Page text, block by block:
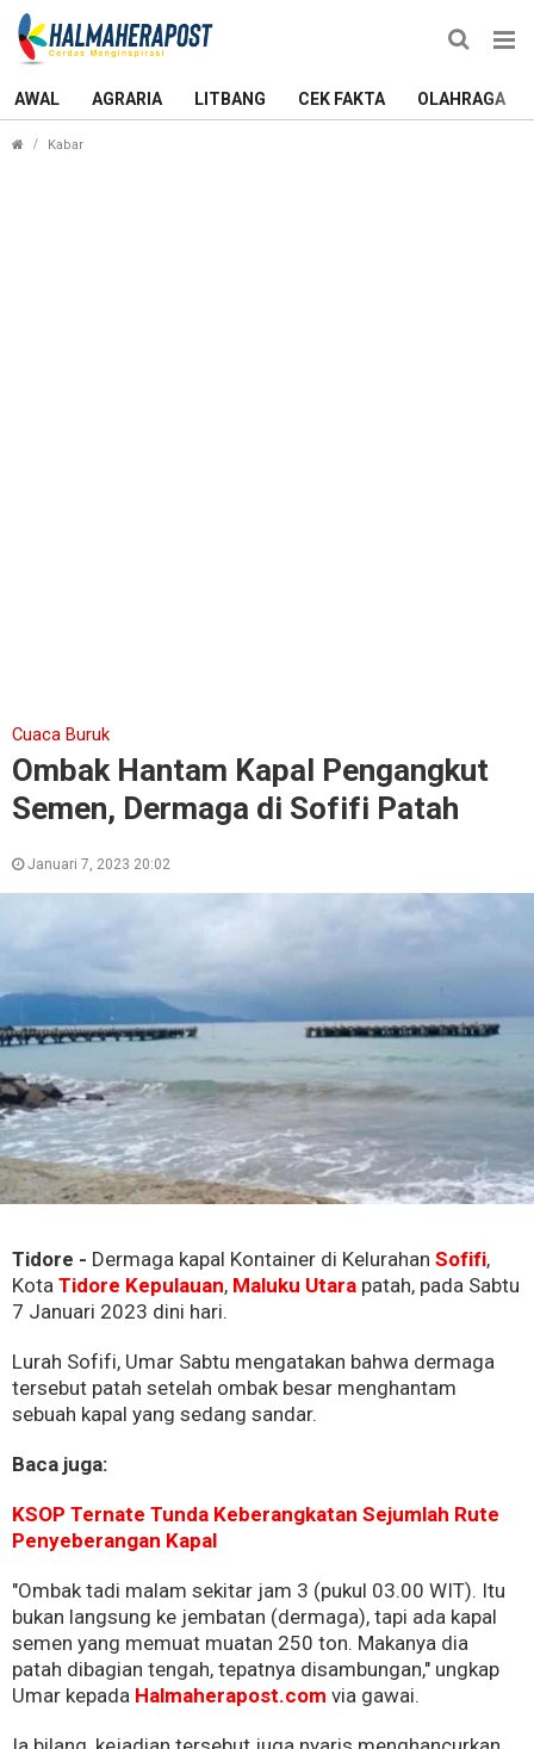
AWAL AGRARIA LITBANG CEK FAKTA OLAHRAGA
Kabar
Cuaca Buruk
Ombak Hantam Kapal Pengangkut
Semen, Dermaga di Sofifi Patah
Januari 7, 2023 20:02
Tidore - Dermaga kapal Kontainer di Kelurahan Sofifi,
Kota Tidore Kepulauan, Maluku Utara patah, pada Sabtu
7 Januari 2023 dini hari.
Lurah Sofifi, Umar Sabtu mengatakan bahwa dermaga
tersebut patah setelah ombak besar menghantam
sebuah kapal yang sedang sandar.
Baca juga:
KSOP Ternate Tunda Keberangkatan Sejumlah Rute
Penyeberangan Kapal
"Ombak tadi malam sekitar jam 3 (pukul 03.00 WIT). Itu
bukan langsung ke jembatan (dermaga), tapi ada kapal
semen yang memuat muatan 250 ton. Makanya dia
patah dibagian tengah, tepatnya disambungan," ungkap
Umar kepada Halmaherapost.com via gawai.